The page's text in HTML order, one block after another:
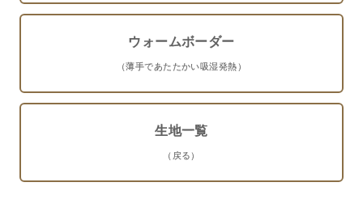
ウォームボーダー
（薄手であたたかい吸湿発熱）
生地一覧
（戻る）